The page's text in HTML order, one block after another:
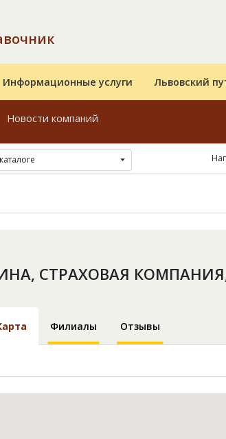
Информационные услуги Львовский
Новости компаний
СТРАХОВАЯ
Филиалы Отзывы